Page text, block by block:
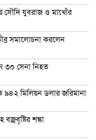
সৌদি যুবরাজ ও মাখোঁর
সমালোচনা করলেন
৩০ সেনা নিহত
৯৪২ মিলিয়ন ডলার জরিমানা
শঙ্কা